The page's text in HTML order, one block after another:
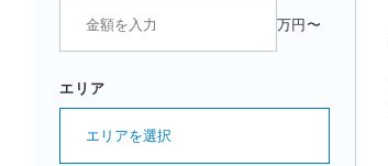
万円〜
エリア
エリアを選択